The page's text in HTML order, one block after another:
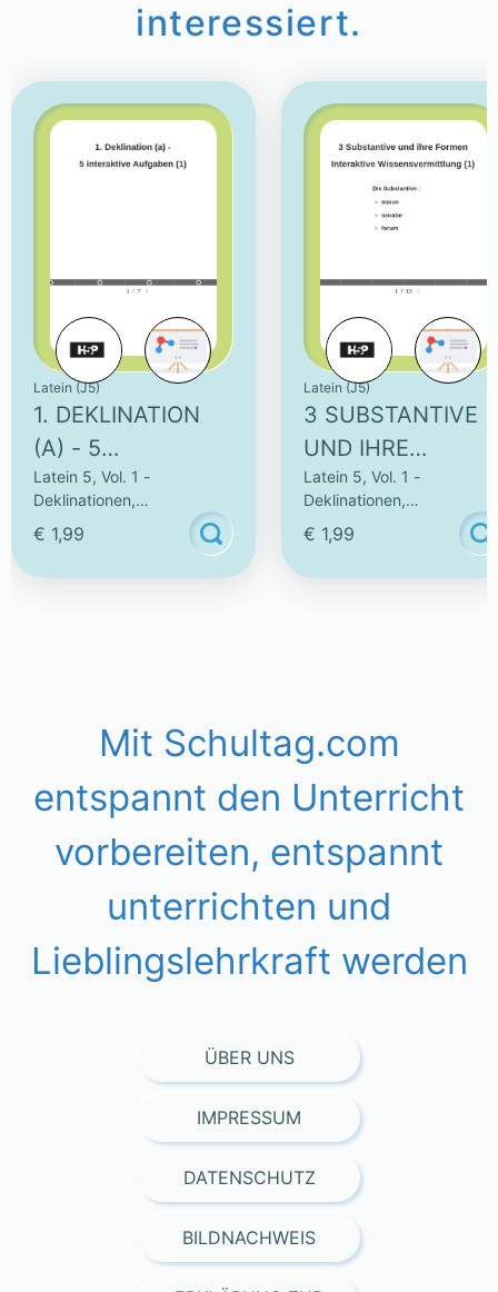
interessiert.
Latein (J5)
1. DEKLINATION
(A) - 5
INTERAKTIVE
AUFGABEN (1)
Latein 5, Vol. 1 -
Deklinationen,
Konjugationen & Vokabeln
€ 1,99
Latein (J5)
3 SUBSTANTIVE
UND IHRE
FORMEN -
INTERAKTIVE
LUNG (1)
Latein 5, Vol. 1 -
Deklinationen,
Konjugationen & Vokabeln
€ 1,99
Mit Schultag.com
entspannt den Unterricht
vorbereiten, entspannt
unterrichten und
Lieblingslehrkraft werden
ÜBER UNS
IMPRESSUM
DATENSCHUTZ
BILDNACHWEIS